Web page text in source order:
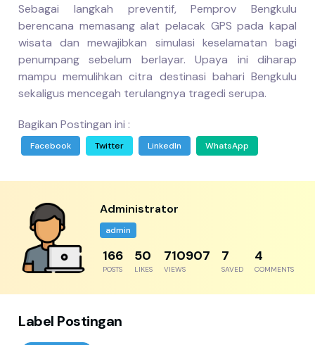
Sebagai langkah preventif, Pemprov Bengkulu
berencana memasang alat pelacak GPS pada kapal
wisata dan mewajibkan simulasi keselamatan bagi
penumpang sebelum berlayar. Upaya ini diharap
mampu memulihkan citra destinasi bahari Bengkulu
sekaligus mencegah terulangnya tragedi serupa.
Bagikan Postingan ini :
Facebook Twitter LinkedIn WhatsApp
Administrator
admin
217
POSTS
65
LIKES
929648
VIEWS
9
SAVED
5
COMMENTS
Label Postingan